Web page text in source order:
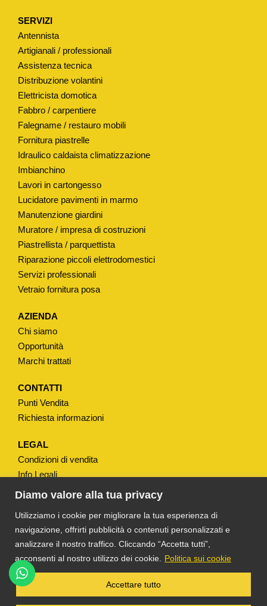
Diamo valore alla tua privacy
Utilizziamo i cookie per migliorare la tua esperienza di
navigazione, offrirti pubblicità o contenuti personalizzati e
analizzare il nostro traffico. Cliccando “Accetta tutti”,
acconsenti al nostro utilizzo dei cookie.
Politica sui cookie
Accettare tutto
SERVIZI
Antennista
Artigianali / professionali
Assistenza tecnica
Distribuzione volantini
Elettricista domotica
Fabbro / carpentiere
Falegname / restauro mobili
Fornitura piastrelle
Idraulico caldaista climatizzazione
Imbianchino
Lavori in cartongesso
Lucidatore pavimenti in marmo
Manutenzione giardini
Muratore / impresa di costruzioni
Piastrellista / parquettista
Riparazione piccoli elettrodomestici
Servizi professionali
Vetraio fornitura posa
AZIENDA
Chi siamo
Opportunità
Marchi trattati
CONTATTI
Punti Vendita
Richiesta informazioni
LEGAL
Condizioni di vendita
Info Legali
Note Legali
TS DACOM
S.R.L. UNIPERSONALE P. IVA
03055900231 © COPYRIGHT 2025 TUTTI I